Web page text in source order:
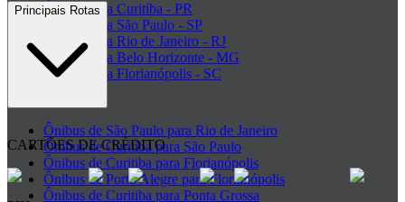
Ônibus para Curitiba - PR
Ônibus para São Paulo - SP
Ônibus para Rio de Janeiro - RJ
Ônibus para Belo Horizonte - MG
Ônibus para Florianópolis - SC
Principais Rotas
Ônibus de São Paulo para Rio de Janeiro
Ônibus de Curitiba para São Paulo
Ônibus de Curitiba para Florianópolis
Ônibus de Porto Alegre para Florianópolis
Ônibus de Curitiba para Ponta Grossa
CARTÕES DE CRÉDITO